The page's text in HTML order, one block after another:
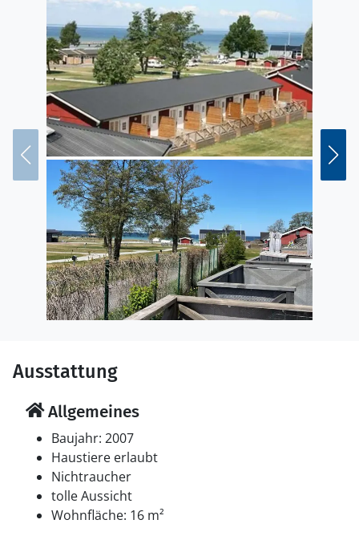
Ausstattung
Allgemeines
Baujahr: 2007
Haustiere erlaubt
Nichtraucher
tolle Aussicht
Wohnfläche: 16 m²